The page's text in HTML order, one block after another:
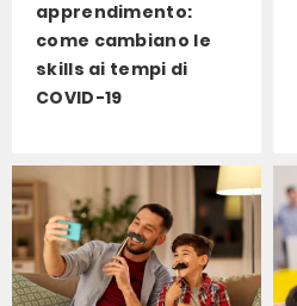
apprendimento:
come cambiano le
skills ai tempi di
COVID-19